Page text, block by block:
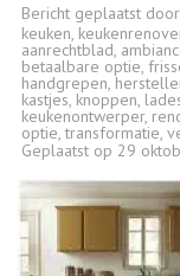
Bericht geplaatst door
keuken,
aanrechtblad,
betaalbare optie,
handgrepen,
kastjes, knoppen,
keukenontwerper,
optie,transformatie,
Geplaatst op 29